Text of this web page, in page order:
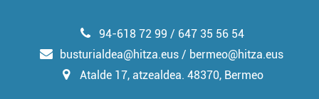
94-618 72 99 / 647 35 56 54
busturialdea@hitza.eus / bermeo@hitza.eus
Atalde 17, atzealdea. 48370, Bermeo